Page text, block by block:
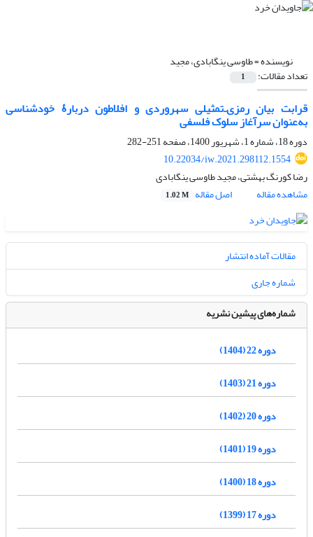
نویسنده =طاوسی ینگابادی، مجید
تعداد مقالات: 1
قرابت بیان رمزی‌ـ‌تمثیلی سهروردی و افلاطون دربارۀ خودشناسی
به‌عنوان سرآغاز سلوک فلسفی
دوره 18، شماره 1، شهریور 1400، صفحه
251-282
10.22034/iw.2021.298112.1554
رضا کورنگ بهشتی، مجید طاوسی ینگابادی
مشاهده مقاله
اصل مقاله 1.02 M
مقالات آماده انتشار
شماره جاری
شماره‌های پیشین نشریه
دوره 22 (1404)
دوره 21 (1403)
دوره 20 (1402)
دوره 19 (1401)
دوره 18 (1400)
دوره 17 (1399)